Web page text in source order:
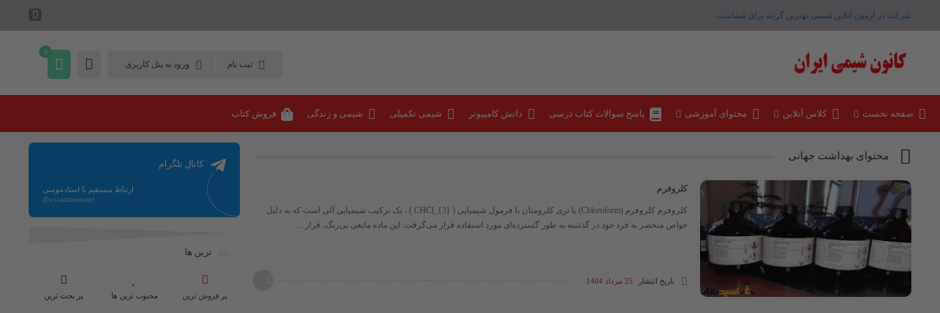
شرکت در آزمون آنلاین شیمی بهترین گزینه برای شماست .
ثبت نام ورود به پنل کاربری
0
صفحه نخست کلاس آنلاین محتوای آموزشی پاسخ سوالات کتاب درسی دانش کامپیوتر شیمی تکمیلی شیمی و زندگی فروش کتاب
محتوای بهداشت جهانی
کلروفرم
کلروفرم کلروفرم (Chloroform) یا تری کلرومتان با فرمول شیمیایی ​( CHCl_{3} )​ ، یک ترکیب شیمیایی آلی است که به دلیل
خواص منحصر به فرد خود در گذشته به طور گسترده‌ای مورد استفاده قرار می‌گرفت. این ماده مایعی بی‌رنگ، فرار ...
تاریخ انتشار 25 مرداد 1404
کانال تلگرام
ارتباط مستقیم با استادمومنی
@ostadmomeni
ترین ها
پر فروش ترین محبوب ترین ها پر بحث ترین